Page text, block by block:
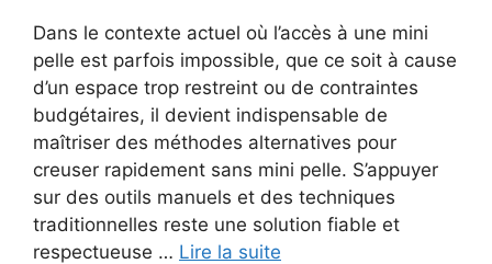
Dans le contexte actuel où l’accès à une mini
pelle est parfois impossible, que ce soit à cause
d’un espace trop restreint ou de contraintes
budgétaires, il devient indispensable de
maîtriser des méthodes alternatives pour
creuser rapidement sans mini pelle. S’appuyer
sur des outils manuels et des techniques
traditionnelles reste une solution fiable et
respectueuse … Lire la suite